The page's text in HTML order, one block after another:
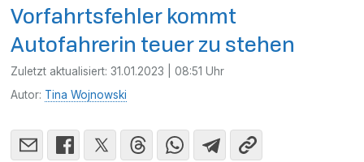
Vorfahrtsfehler kommt
Autofahrerin teuer zu stehen
Zuletzt aktualisiert:31.01.2023 | 08:51 Uhr
Autor: Tina Wojnowski